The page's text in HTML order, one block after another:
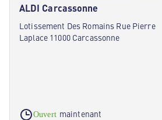
ALDI Carcassonne
Lotissement Des Romains Rue Pierre
Laplace 11000 Carcassonne
Ouvert maintenant